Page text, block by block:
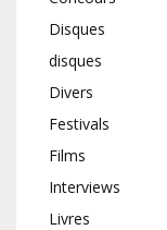
Disques
disques
Divers
Festivals
Films
Interviews
Livres